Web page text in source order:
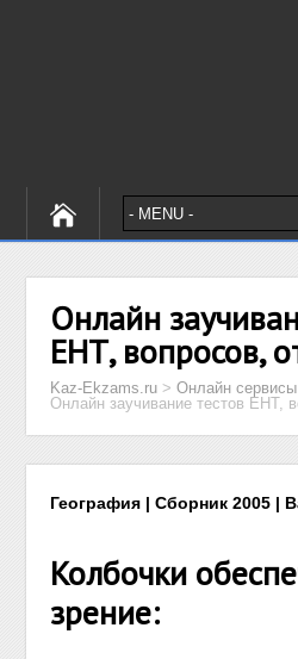
Онлайн
ЕНТ, вопросов,
Kaz-Ekzams.ru >Онлайн
Онлайн заучивание тестов ЕНТ,
География | Сборник 2005 |
Колбочки
зрение: